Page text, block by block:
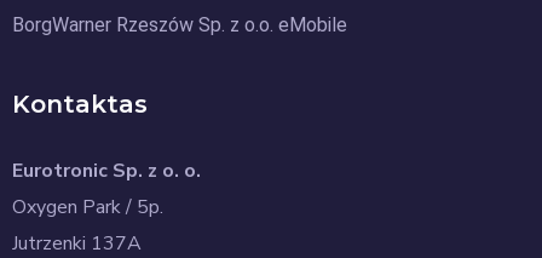
BorgWarner Rzeszów Sp. z o.o. eMobile
Kontaktas
Eurotronic Sp. z o. o.
Oxygen Park / 5p.
Jutrzenki 137A